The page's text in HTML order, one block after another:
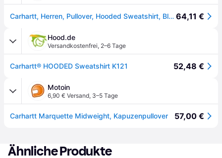
Carhartt, Herren, Pullover, Hooded Sweatshirt, Blau, (XL) 64,11 €
Hood.de
Versandkostenfrei, 2–6 Tage
Carhartt® HOODED Sweatshirt K121 52,48 €
Motoin
6,90 € Versand, 3–5 Tage
Carhartt Marquette Midweight, Kapuzenpullover 57,00 €
Ähnliche Produkte